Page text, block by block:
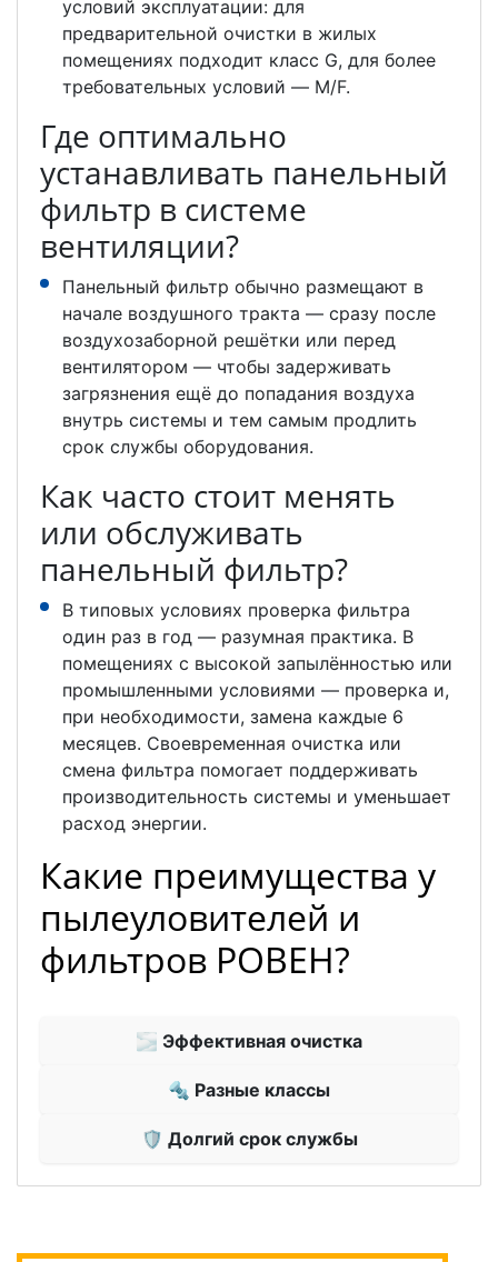
условий эксплуатации: для
предварительной очистки в жилых
помещениях подходит класс G, для более
требовательных условий — M/F.
Где оптимально
устанавливать панельный
фильтр в системе
вентиляции?
Панельный фильтр обычно размещают в
начале воздушного тракта — сразу после
воздухозаборной решётки или перед
вентилятором — чтобы задерживать
загрязнения ещё до попадания воздуха
внутрь системы и тем самым продлить
срок службы оборудования.
Как часто стоит менять
или обслуживать
панельный фильтр?
В типовых условиях проверка фильтра
один раз в год — разумная практика. В
помещениях с высокой запылённостью или
промышленными условиями — проверка и,
при необходимости, замена каждые 6
месяцев. Своевременная очистка или
смена фильтра помогает поддерживать
производительность системы и уменьшает
расход энергии.
Какие преимущества у
пылеуловителей и
фильтров РОВЕН?
🌫 Эффективная очистка
🔩 Разные классы
🛡 Долгий срок службы